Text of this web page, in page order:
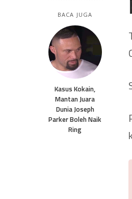
BACA JUGA
Kasus Kokain,
Mantan Juara
Dunia Joseph
Parker Boleh Naik
Ring